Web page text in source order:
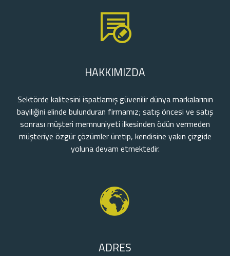
HAKKIMIZDA
Sektörde kalitesini ispatlamış güvenilir dünya markalarının
bayiliğini elinde bulunduran firmamız; satış öncesi ve satış
sonrası müşteri memnuniyeti ilkesinden ödün vermeden
müşteriye özgür çözümler üretip, kendisine yakın çizgide
yoluna devam etmektedir.
ADRES